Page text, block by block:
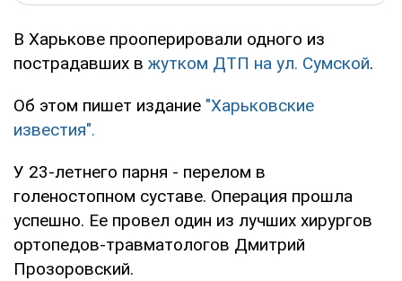
В Харькове прооперировали одного из
пострадавших в жутком ДТП на ул. Сумской.
Об этом пишет издание "Харьковские
известия".
У 23-летнего парня - перелом в
голеностопном суставе. Операция прошла
успешно. Ее провел один из лучших хирургов
ортопедов-травматологов Дмитрий
Прозоровский.